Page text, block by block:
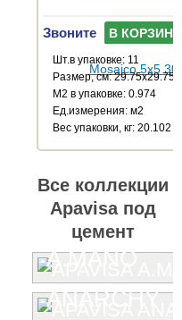
Звоните В КОРЗИНУ
Шт.в упаковке: 11
Размер, см: 29.75x29.75
М2 в упаковке: 0.974
Ед.измерения: м2
Веc упаковки, кг: 20.102
Все коллекции
Apavisa под
цемент
A.MANO
ANARCHY